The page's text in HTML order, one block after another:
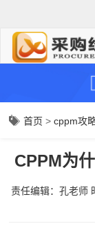
首页 >cppm攻
CPPM为
责任编辑：孔老师